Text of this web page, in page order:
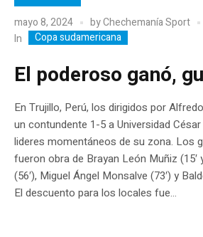
mayo 8, 2024 byChechemanía Sport
In
Copa sudamericana
El poderoso ganó,
En Trujillo, Perú, los dirigidos por
un contundente 1-5 a Universidad
lideres momentáneos de su zona. Los
fueron obra de Brayan León Muñiz (15′
(56′), Miguel Ángel Monsalve (73′) y
El descuento para los locales fue...